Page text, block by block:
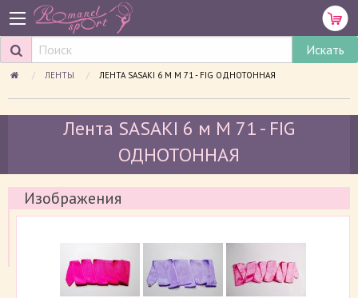
ЛЕНТЫ ПРОСМАТРИВАЕМАЯ СТРАНИЦА:
ЛЕНТА SASAKI 6 М M 71 - FIG ОДНОТОННАЯ
Лента SASAKI 6 м M 71 - FIG
ОДНОТОННАЯ
Изображения